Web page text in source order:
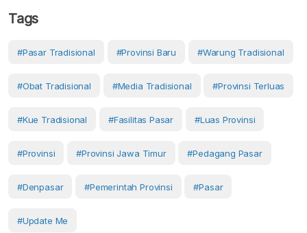
Tags
#Pasar Tradisional #provinsi Baru #warung Tradisional
#Obat Tradisional #media Tradisional #provinsi Terluas
#kue Tradisional #fasilitas Pasar #luas Provinsi
#Provinsi #provinsi Jawa Timur #Pedagang Pasar
#Denpasar #Pemerintah Provinsi #Pasar
#Update Me